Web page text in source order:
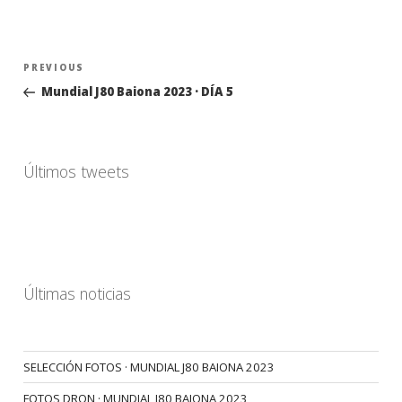
Navegación
entradas
Previous
Post
PREVIOUS
Mundial J80 Baiona 2023 · DÍA 5
Últimos tweets
Últimas noticias
SELECCIÓN FOTOS · MUNDIAL J80 BAIONA 2023
FOTOS DRON · MUNDIAL J80 BAIONA 2023